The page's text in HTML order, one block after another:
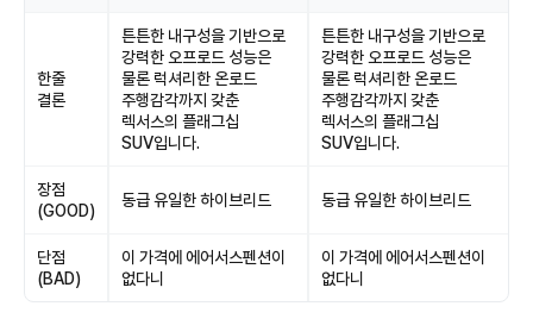
한줄
결론
튼튼한 내구성을 기반으로
강력한 오프로드 성능은
물론 럭셔리한 온로드
주행감각까지 갖춘
렉서스의 플래그십
SUV입니다.
튼튼한 내구성을 기반으로
강력한 오프로드 성능은
물론 럭셔리한 온로드
주행감각까지 갖춘
렉서스의 플래그십
SUV입니다.
장점
(GOOD)
동급 유일한 하이브리드 동급 유일한 하이브리드
단점
(BAD)
이 가격에 에어서스펜션이
없다니
이 가격에 에어서스펜션이
없다니